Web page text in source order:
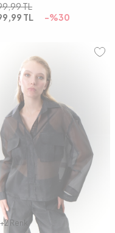
TL
TL -%30
+2 Renk
36 40